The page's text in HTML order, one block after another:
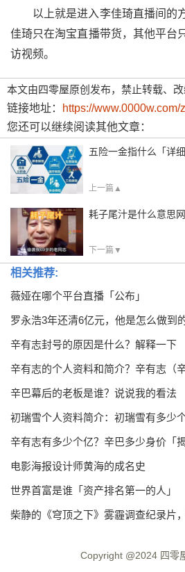
以上就是进入李佳琦直播间的
佳琦只在淘宝直播带货，其他平台
访视频。
本文由四零屋原创发布，禁止转载、改
链接地址：
https://www.0000w.com/
您还可以继续阅读其他文章：
五险一金指什么「详细
上一篇▲
耗子尾汁是什么意思
下一篇▼
相关推荐:
薇娅在哪个平台直播「公布」
罗永浩3年还清6亿元，他是怎么做到的
辛有志封号的原因是什么？解释一下
辛有志的个人资料和简介？辛有志（
辛巴幕后的老板是谁？说说我的看法
初瑞雪个人资料简介：初瑞雪有多少个
辛有志有多少个亿？辛巴多少身价「揭
电影海报设计师黄海的成名史
世界首富是谁「资产排名第一的人」
柴静的《穹顶之下》雾霾调查纪录片
Copyright @2024 四零